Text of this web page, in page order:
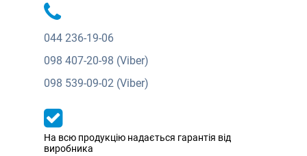
044 236-19-06
098 407-20-98 (Viber)
098 539-09-02 (Viber)
На всю продукцію надається гарантія від
виробника